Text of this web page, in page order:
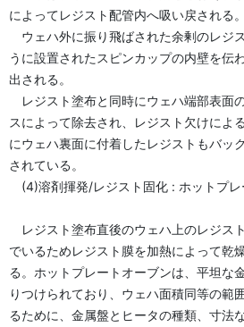
によってレジスト配管内へ吸い戻される。
ウェハ外に振り飛ばされた余剰のレジ
うに設置されたスピンカップの内壁を伝
出される。
レジスト塗布と同時にウェハ端部表面
スによって除去され、レジスト欠けによ
にウェハ裏面に付着したレジストもバッ
されている。
(4)溶剤揮発/レジスト固化 : ホットプレ
レジスト塗布直後のウェハ上のレジス
でいるためレジスト膜を加熱によって乾
る。ホットプレートオーブンは、平坦な
りつけられており、ウェハ面積同等の範
るために、金属盤とヒータの種類、寸法